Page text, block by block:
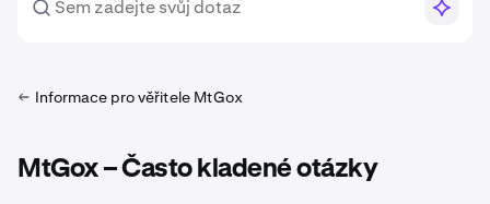
Informace pro věřitele MtGox
MtGox – Často kladené otázky